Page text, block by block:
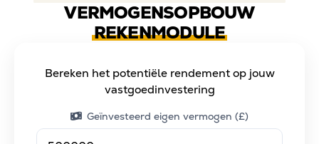
VERMOGENSOPBOUW
REKENMODULE
Bereken het potentiële rendement op jouw
vastgoedinvestering
Geïnvesteerd eigen vermogen (£)